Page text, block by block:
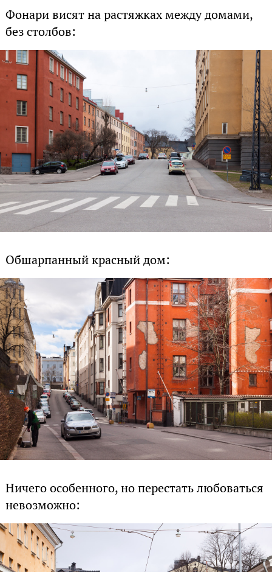
Фонари висят на растяжках между домами,
без столбов:
Обшарпанный красный дом:
Ничего особенного, но перестать любоваться
невозможно: